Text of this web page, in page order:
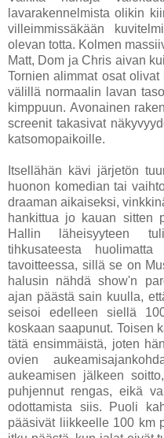
lavarakennelmista olikin
villeimmissäkään
olevan totta. Kolmen
Matt, Dom ja Chris aivan
Tornien alimmat osat
välillä normaalin lavan
kimppuun. Avonainen
screenit takasivat
katsomopaikoille.
Itsellähän kävi järjetön
huonon komedian tai
draaman aikaiseksi,
hankittua jo kauan sitten
Hallin läheisyyteen
tihkusateesta
tavoitteessa, sillä se on
halusin nähdä show'n
ajan päästä sain kuulla,
seisoi edelleen siellä
koskaan saapunut. Toisen
tätä ensimmäistä, joten
ovien
aukeamisen jälkeen
puhjennut rengas, eikä
odottamista siis. Puoli
pääsivät liikkeelle 100 km